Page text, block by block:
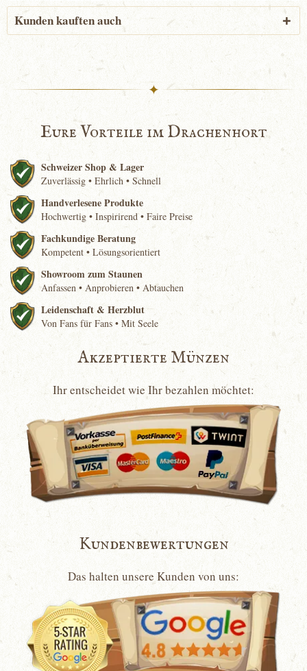
Kunden kauften auch
✦
Eure Vorteile im Drachenhort
Schweizer Shop & Lager
Zuverlässig • Ehrlich • Schnell
Handverlesene Produkte
Hochwertig • Inspirirend • Faire Preise
Fachkundige Beratung
Kompetent • Lösungsorientiert
Showroom zum Staunen
Anfassen • Anprobieren • Abtauchen
Leidenschaft & Herzblut
Von Fans für Fans • Mit Seele
Akzeptierte Münzen
Ihr entscheidet wie Ihr bezahlen möchtet:
Kundenbewertungen
Das halten unsere Kunden von uns: